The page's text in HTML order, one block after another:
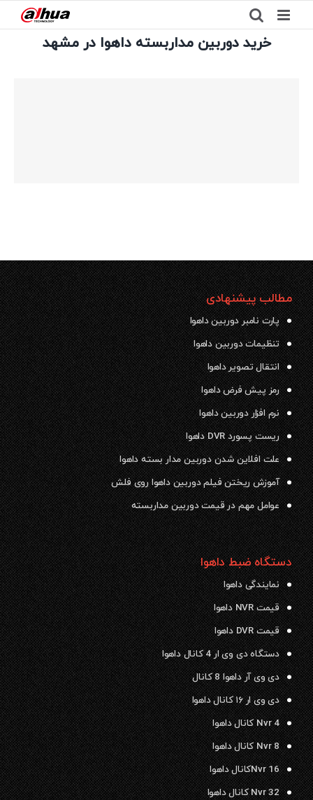
to
خرید دوربین مداربسته داهوا در مشهد
مطالب پیشنهادی
پارت نامبر دوربین داهوا
تنظیمات دوربین داهوا
انتقال تصویر داهوا
رمز پیش فرض داهوا
نرم افزار دوربین داهوا
ریست پسورد DVR داهوا
علت افلاین شدن دوربین مدار بسته داهوا
آموزش ریختن فیلم دوربین داهوا روی فلش
عوامل مهم در قیمت دوربین مداربسته
دستگاه ضبط داهوا
نمایندگی داهوا
قیمت NVR داهوا
قیمت DVR داهوا
دستگاه دی وی ار 4 کانال داهوا
دی وی آر داهوا 8 کانال
دی وی ار ۱۶ کانال داهوا
Nvr 4 کانال داهوا
Nvr 8 کانال داهوا
Nvr 16کانال داهوا
Nvr 32 کانال داهوا